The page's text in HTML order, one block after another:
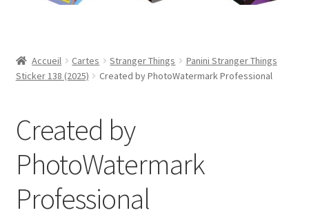
Mon compte
Panier
Validation de la commande
Accueil Cartes Stranger Things
Panini Stranger Things
Sticker 138 (2025)
Created by PhotoWatermark Professional
Created by
PhotoWatermark
Professional